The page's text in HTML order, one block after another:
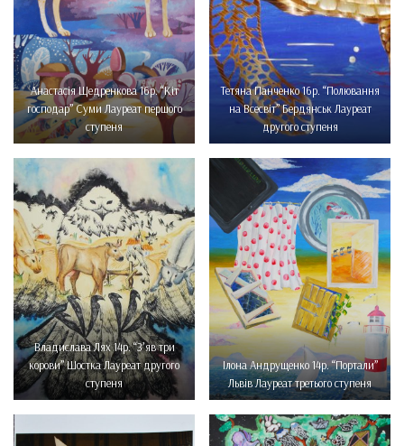
Анастасія Щедренкова 16р. “Кіт
господар” Суми Лауреат першого
ступеня
Тетяна Панченко 16р. “Полювання
на Всесвіт” Бердянськ Лауреат
другого ступеня
Владислава Лях 14р. “З’яв три
корови” Шостка Лауреат другого
ступеня
Ілона Андрущенко 14р. “Портали”
Львів Лауреат третього ступеня